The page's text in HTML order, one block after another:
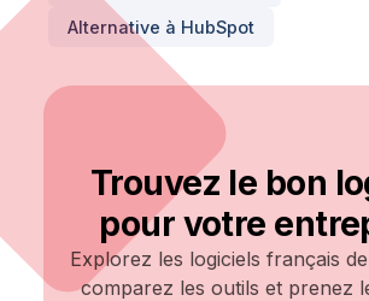
Alternative à HubSpot
Trouvez le bon
pour votre
Explorez les logiciels français
comparez les outils et prenez